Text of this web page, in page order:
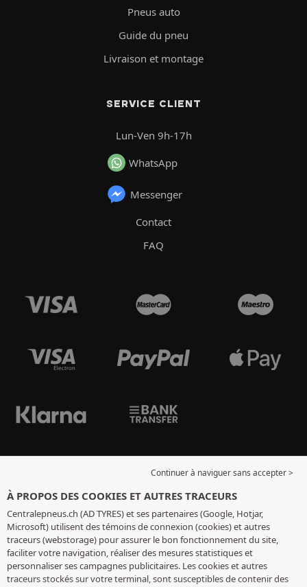
Pneus auto
Guide du pneu
Livraison et montage
SERVICE CLIENT
Lun-Ven 9h-17h
WhatsApp
Messenger
Contact
FAQ
Continuer à naviguer sans accepter >
À PROPOS DES COOKIES ET AUTRES TRACEURS
Centralepneus.ch (AD TYRES) et ses partenaires (Google, Hotjar,
Microsoft) utilisent des témoins de connexion (cookies) et autres
traceurs (webstorage) pour assurer le bon fonctionnement du site,
faciliter votre navigation, réaliser des mesures statistiques et
personnaliser ses campagnes publicitaires. Les cookies et autres
traceurs stockés sur votre terminal, sont susceptibles de contenir des